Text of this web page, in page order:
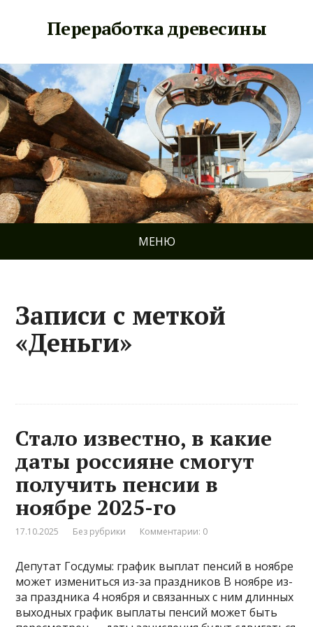
Переработка древесины
МЕНЮ
Записи с меткой
«Деньги»
Стало известно, в какие
даты россияне смогут
получить пенсии в
ноябре 2025-го
17.10.2025 Без рубрики Комментарии: 0
Депутат Госдумы: график выплат пенсий в ноябре
может измениться из-за праздников В ноябре из-
за праздника 4 ноября и связанных с ним длинных
выходных график выплаты пенсий может быть